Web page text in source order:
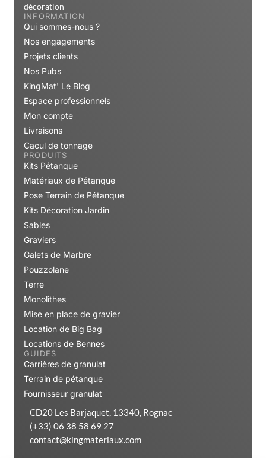
décoration
INFORMATION
Qui sommes-nous ?
Nos engagements
Projets clients
Nos Pubs
KingMat' Le Blog
Espace professionnels
Mon compte
Livraisons
Cacul de tonnage
PRODUITS
Kits Pétanque
Matériaux de Pétanque
Pose Terrain de Pétanque
Kits Décoration Jardin
Sables
Graviers
Galets de Marbre
Pouzzolane
Terre
Monolithes
Mise en place de gravier
Location de Big Bag
Locations de Bennes
GUIDES
Carrières de granulat
Terrain de pétanque
Fournisseur granulat
CD20 Les Barjaquet, 13340, Rognac
(+33) 06 38 58 69 27
contact@kingmateriaux.com